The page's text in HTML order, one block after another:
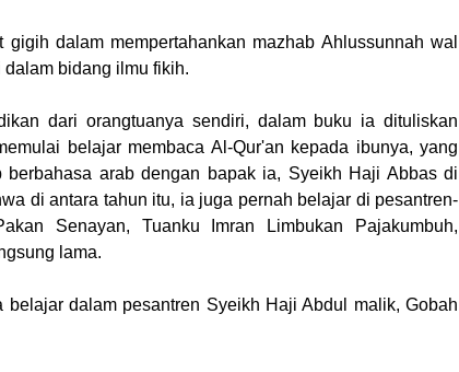
dalam mempertahankan mazhab Ahlussunnah wal
bidang ilmu fikih.
dari orangtuanya sendiri, dalam buku ia dituliskan
belajar membaca Al-Qur'an kepada ibunya, yang
berbahasa arab dengan bapak ia, Syeikh Haji Abbas di
di antara tahun itu, ia juga pernah belajar di pesantren-
Senayan, Tuanku Imran Limbukan Pajakumbuh,
lama.
dalam pesantren Syeikh Haji Abdul malik, Gobah